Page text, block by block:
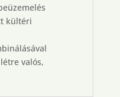
kültéri
valós,